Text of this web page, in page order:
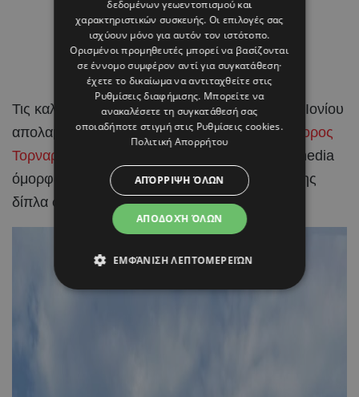
Τις καλοκαιρινές τουςδιακοπέςστα νησιά του Ιονίου
απολαμβάνουν ηΡαμόνα Φίλιπκαι οΧριστόφορος
Τορναρίτης
, μοιράζοντας μέσα από τα social media
όμορφα στιγμιότυπα από τις ημέρες χαλάρωσης
δίπλα στη θάλασσα.
δεδομένων γεωεντοπισμού και
χαρακτηριστικών συσκευής. Οι επιλογές σας
ισχύουν μόνο για αυτόν τον ιστότοπο.
Ορισμένοι προμηθευτές μπορεί να βασίζονται
σε έννομο συμφέρον αντί για συγκατάθεση·
έχετε το δικαίωμα να αντιταχθείτε στις
Ρυθμίσεις διαφήμισης. Μπορείτε να
ανακαλέσετε τη συγκατάθεσή σας
οποιαδήποτε στιγμή στις Ρυθμίσεις cookies.
Πολιτική Απορρήτου
ΑΠΟΔΟΧΉ ΌΛΩΝ
ΑΠΌΡΡΙΨΗ ΌΛΩΝ
ΕΜΦΆΝΙΣΗ ΛΕΠΤΟΜΕΡΕΙΏΝ